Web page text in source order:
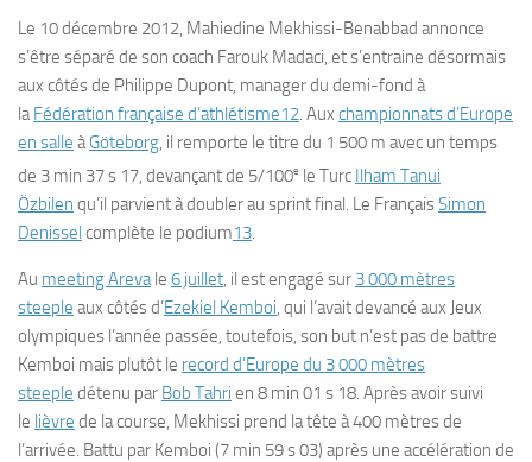
Le 10 décembre 2012, Mahiedine Mekhissi-Benabbad annonce
s’être séparé de son coach Farouk Madaci, et s’entraine désormais
aux côtés de Philippe Dupont, manager du demi-fond à
laFédération française d’athlétisme12. Aux championnats d’Europe
en salle àGöteborg, il remporte le titre du 1 500 m avec un temps
de 3 min 37 s 17, devançant de 5/100e le Turc Ilham Tanui
Özbilen qu’il parvient à doubler au sprint final. Le FrançaisSimon
Denissel complète le podium13.
Au meeting Arevale 6 juillet, il est engagé sur 3 000 mètres
steeple aux côtés d’Ezekiel Kemboi, qui l’avait devancé aux Jeux
olympiques l’année passée, toutefois, son but n’est pas de battre
Kemboi mais plutôt le record d’Europe du 3 000 mètres
steeple détenu par Bob Tahri en 8 min 01 s 18. Après avoir suivi
le lièvre de la course, Mekhissi prend la tête à 400 mètres de
l’arrivée. Battu par Kemboi (7 min 59 s 03) après une accélération de